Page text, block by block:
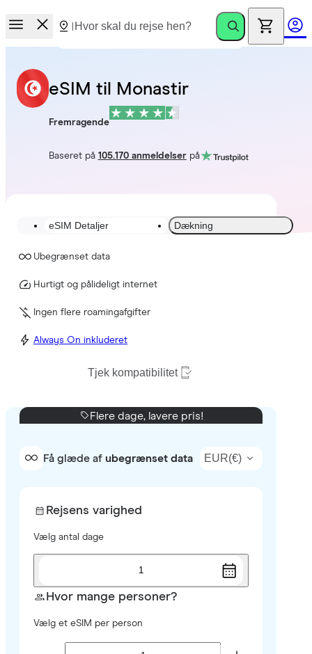
eSIM til Monastir
Fremragende
Baseret på 105.170 anmeldelserpå
eSIM Detaljer Dækning
Ubegrænset data
Hurtigt og pålideligt internet
Ingen flere roamingafgifter
Always On inkluderet
Tjek kompatibilitet
Flere dage, lavere pris!
Få glæde af ubegrænset data EUR(€)
Rejsens varighed
Vælg antal dage
1
Hvor mange personer?
Vælg et eSIM per person